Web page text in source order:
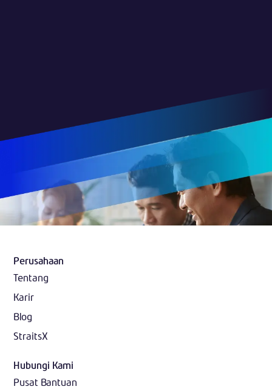
Perusahaan
Tentang
Karir
Blog
StraitsX
Hubungi Kami
Pusat Bantuan